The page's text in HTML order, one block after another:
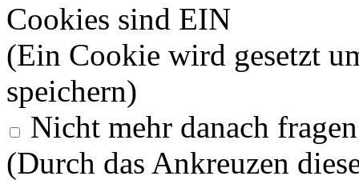
Cookies sind EIN
(Ein Cookie wird gesetzt
speichern)
Nicht mehr danach fragen
(Durch das Ankreuzen